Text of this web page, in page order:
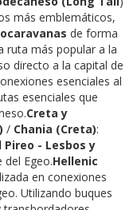
más emblemáticos,
de forma
ruta más popular a la
directo a la capital de
esenciales al
esenciales que
Creta y
/ Chania (Creta):
Pireo - Lesbos y
del Egeo.Hellenic
en conexiones
Utilizando buques